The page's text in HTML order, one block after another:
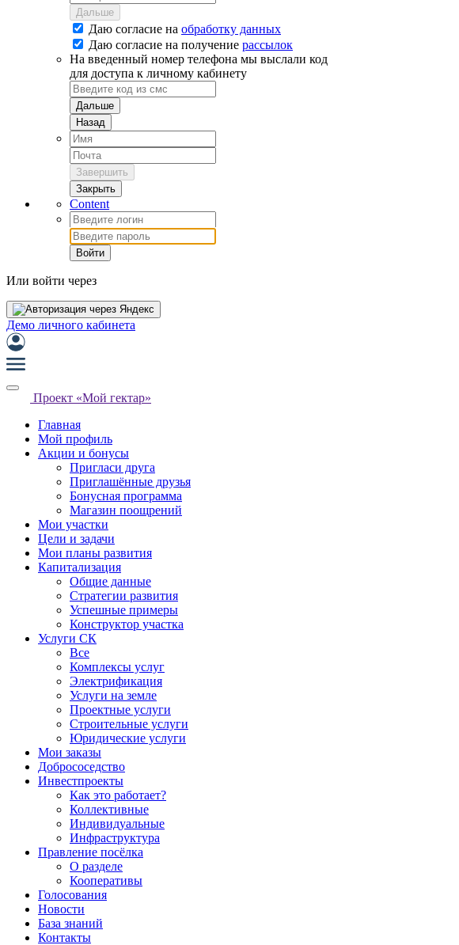
Дальше
Даю согласие на обработку данных
Даю согласие на получение рассылок
На введенный номер телефона мы выслали код
для доступа к личному кабинету
Дальше
Назад
Завершить
Закрыть
Content
Войти
Или войти через
Демо личного кабинета
Проект «Мой гектар»
Главная
Мой профиль
Акции и бонусы
Пригласи друга
Приглашённые друзья
Бонусная программа
Магазин поощрений
Мои участки
Цели и задачи
Мои планы развития
Капитализация
Общие данные
Стратегии развития
Успешные примеры
Конструктор участка
Услуги СК
Все
Комплексы услуг
Электрификация
Услуги на земле
Проектные услуги
Строительные услуги
Юридические услуги
Мои заказы
Добрососедство
Инвестпроекты
Как это работает?
Коллективные
Индивидуальные
Инфраструктура
Правление посёлка
О разделе
Кооперативы
Голосования
Новости
База знаний
Контакты